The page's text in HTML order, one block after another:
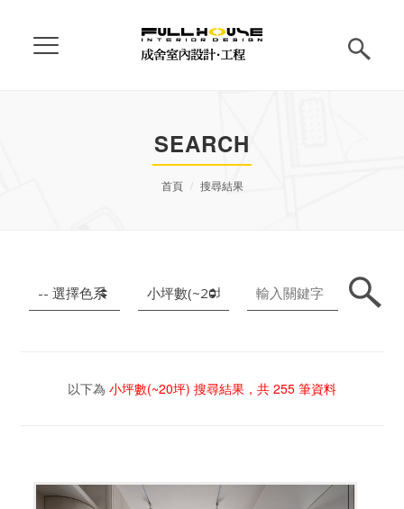
SEARCH
首頁 搜尋結果
以下為 小坪數(~20坪) 搜尋結果，共 255 筆資料